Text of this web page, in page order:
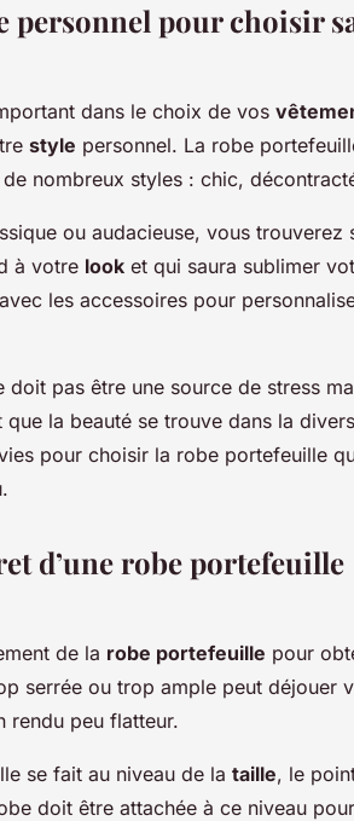
personnel pour choisir
dans le choix de vos
style personnel. La robe
nombreux styles : chic,
ou audacieuse, vous trouverez
à votre look et qui saura sublimer
les accessoires pour
pas être une source de stress
la beauté se trouve dans la
pour choisir la robe portefeuille
d’une robe portefeuille
de la robe portefeuille pour
serrée ou trop ample peut déjouer
rendu peu flatteur.
se fait au niveau de la taille, le
doit être attachée à ce niveau